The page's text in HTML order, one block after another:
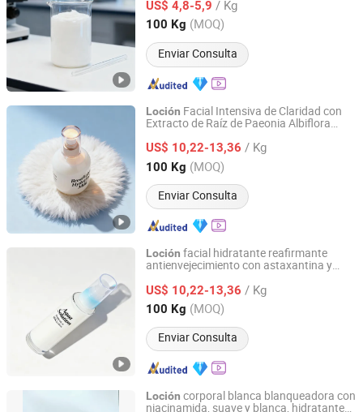
US$ 4,8-5,9 / Kg
100 Kg (MOQ)
Enviar Consulta
Liaoning, China Desde 2025
Loción Facial Intensiva de Claridad con
Extracto de Raíz de Paeonia Albiflora
US$ 10,22-13,36 / Kg
100 Kg (MOQ)
Enviar Consulta
Sanli Biotechnology (Dalian) Co., Ltd
Liaoning, China Desde 2025
Loción facial hidratante reafirmante
antienvejecimiento con astaxantina y
US$ 10,22-13,36 / Kg
100 Kg (MOQ)
Enviar Consulta
Sanli Biotechnology (Dalian) Co., Ltd
Liaoning, China Desde 2025
Loción corporal blanca blanqueadora con
niacinamida, suave y blanca, hidratante